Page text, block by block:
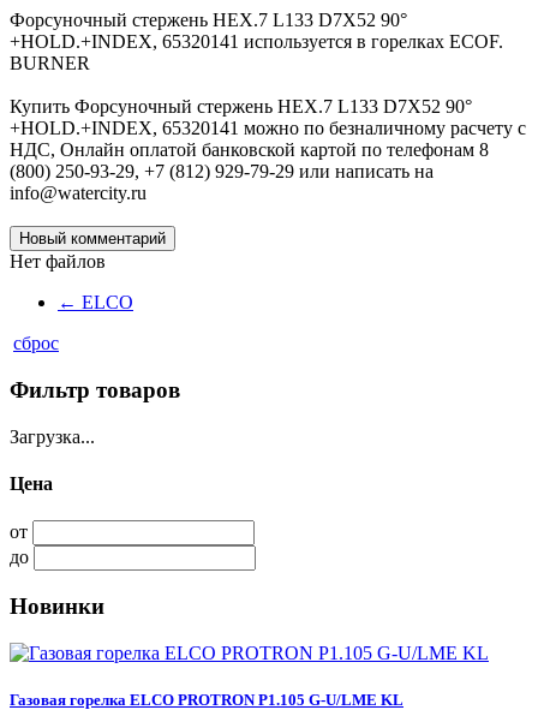
Форсуночный стержень HEX.7 L133 D7X52 90°
+HOLD.+INDEX, 65320141 используется в горелках ECOF.
BURNER
Купить Форсуночный стержень HEX.7 L133 D7X52 90°
+HOLD.+INDEX, 65320141 можно по безналичному расчету с
НДС, Онлайн оплатой банковской картой по телефонам 8
(800) 250-93-29, +7 (812) 929-79-29 или написать на
info@watercity.ru
Новый комментарий
Нет файлов
← ELCO
сброс
Фильтр товаров
Загрузка...
Цена
от
до
Новинки
Газовая горелка ELCO PROTRON P1.105 G-U/LME KL